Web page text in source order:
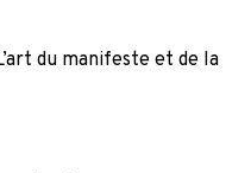
du manifeste et de la